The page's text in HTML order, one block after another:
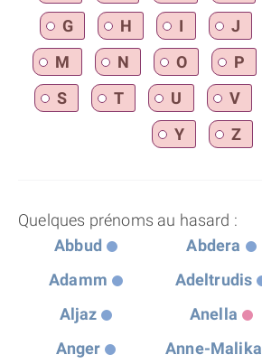
G
H I J
M
N O P
S
T U V
Y
Z
Quelques prénoms au hasard :
Abbud
Abdera
Adamm
Adeltrudis
Aljaz
Anella
Anger
Anne-Malika